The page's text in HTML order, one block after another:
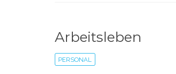
Arbeitsleben
PERSONAL